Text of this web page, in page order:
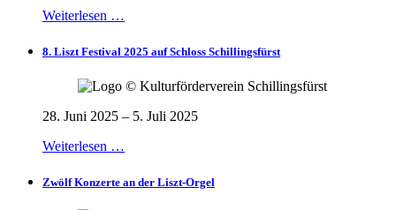
Weiterlesen …
8. Liszt Festival 2025 auf Schloss Schillingsfürst
28. Juni 2025 – 5. Juli 2025
Weiterlesen …
Zwölf Konzerte an der Liszt-Orgel